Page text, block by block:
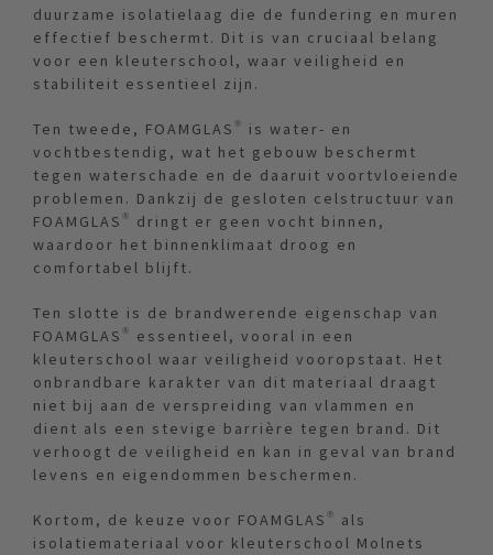
duurzame isolatielaag die de fundering en muren
effectief beschermt. Dit is van cruciaal belang
voor een kleuterschool, waar veiligheid en
stabiliteit essentieel zijn.
Ten tweede, FOAMGLAS® is water- en
vochtbestendig, wat het gebouw beschermt
tegen waterschade en de daaruit voortvloeiende
problemen. Dankzij de gesloten celstructuur van
FOAMGLAS® dringt er geen vocht binnen,
waardoor het binnenklimaat droog en
comfortabel blijft.
Ten slotte is de brandwerende eigenschap van
FOAMGLAS® essentieel, vooral in een
kleuterschool waar veiligheid vooropstaat. Het
onbrandbare karakter van dit materiaal draagt
niet bij aan de verspreiding van vlammen en
dient als een stevige barrière tegen brand. Dit
verhoogt de veiligheid en kan in geval van brand
levens en eigendommen beschermen.
Kortom, de keuze voor FOAMGLAS® als
isolatiemateriaal voor kleuterschool Molnets